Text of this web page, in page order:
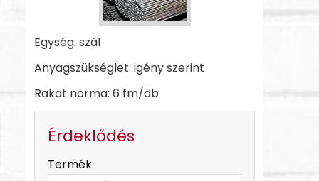
Egység: szál
Anyagszükséglet: igény szerint
Rakat norma: 6 fm/db
Érdeklődés
Termék